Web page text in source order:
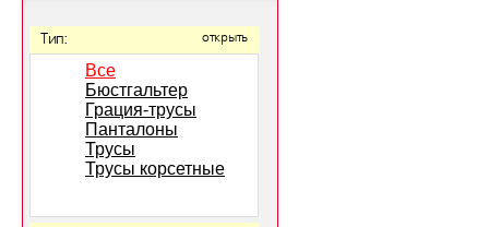
Тип: открыть
Все
Бюстгальтер
Грация-трусы
Панталоны
Трусы
Трусы корсетные